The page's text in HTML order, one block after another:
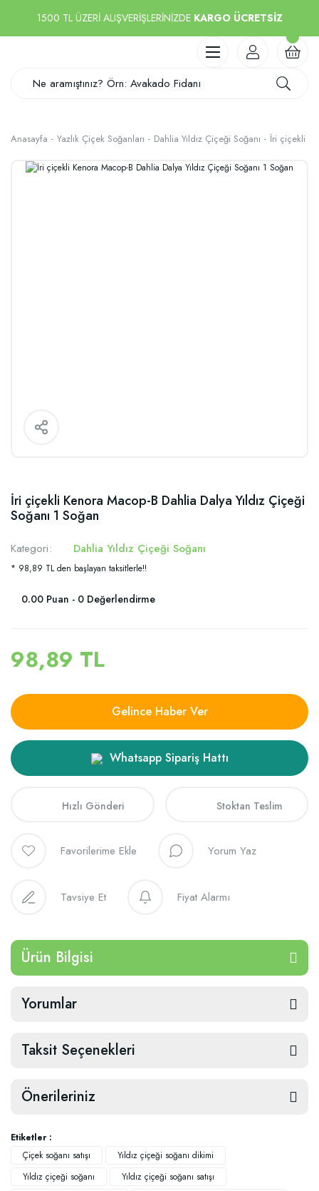
1500 TL ÜZERİ ALIŞVERİŞLERİNİZDE KARGO ÜCRETSİZ
Anasayfa Yazlık Çiçek Soğanları Dahlia Yıldız Çiçeği Soğanı İri çiçekli
İri çiçekli Kenora Macop-B Dahlia Dalya Yıldız Çiçeği
Soğanı 1 Soğan
Kategori Dahlia Yıldız Çiçeği Soğanı
* 98,89 TL den başlayan taksitlerle!!
0.00 Puan - 0 Değerlendirme
98,89 TL
Gelince Haber Ver
Whatsapp Sipariş Hattı
Hızlı Gönderi Stoktan Teslim
Yorum Yaz
Tavsiye Et Fiyat Alarmı
Ürün Bilgisi
Yorumlar
Taksit Seçenekleri
Önerileriniz
Etiketler :
Çiçek soğanı satışı
Yıldız çiçeği soğanı dikimi
Yıldız çiçeği soğanı
Yıldız çiçeği soğanı satışı